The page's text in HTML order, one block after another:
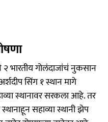
भारतीय गोलंदाजांचं नुकसान
सिंग १ स्थान मागे
स्थानावर सरकला आहे. तर
सहाव्या स्थानी झेप